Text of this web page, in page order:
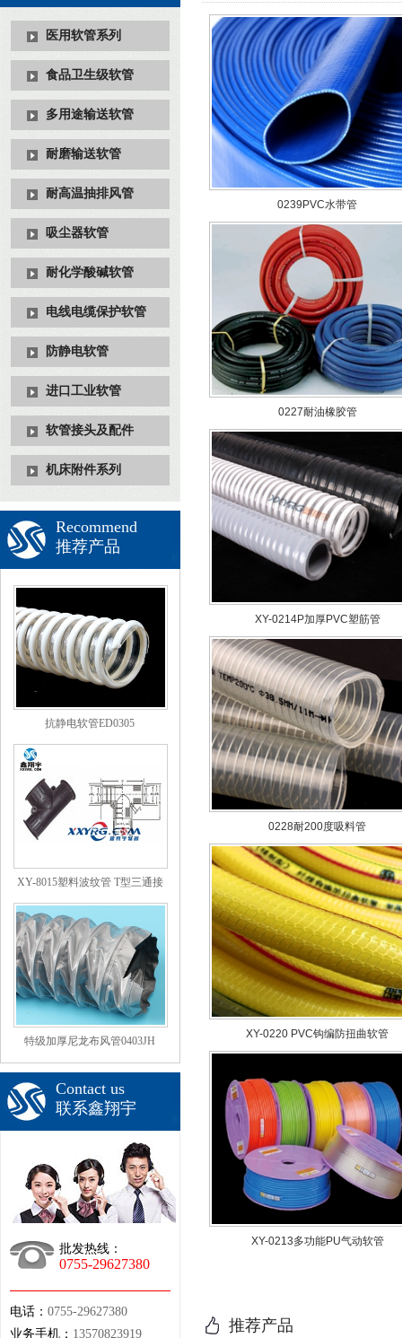
医用软管系列
食品卫生级软管
多用途输送软管
耐磨输送软管
耐高温抽排风管
吸尘器软管
耐化学酸碱软管
电线电缆保护软管
防静电软管
进口工业软管
软管接头及配件
机床附件系列
Recommend
推荐产品
抗静电软管ED0305
XY-8015塑料波纹管 T型三通接
头
特级加厚尼龙布风管0403JH
Contact us
联系鑫翔宇
批发热线：
0755-29627380
电话： 0755-29627380
业务手机： 13570823919
0239PVC水带管
0227耐油橡胶管
XY-0214P加厚PVC塑筋管
0228耐200度吸料管
XY-0220 PVC钩编防扭曲软管
XY-0213多功能PU气动软管
推荐产品